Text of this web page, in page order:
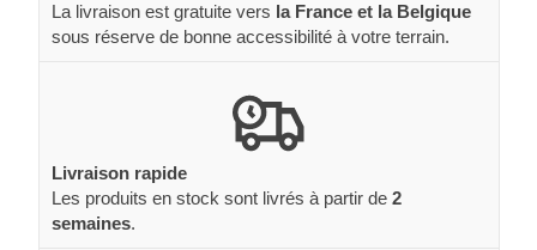
La livraison est gratuite vers la France et la Belgique
sous réserve de bonne accessibilité à votre terrain.
Livraison rapide
Les produits en stock sont livrés à partir de 2
semaines.